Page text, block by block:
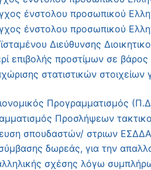
ένστολου προσωπικού
ένστολου προσωπικού
Διεύθυνσης
επιβολής προστίμων σε
στατιστικών
Προγραμματισμός
Προσλήψεων
σπουδαστών/ στριων
δωρεάς, για την
σχέσης λόγω